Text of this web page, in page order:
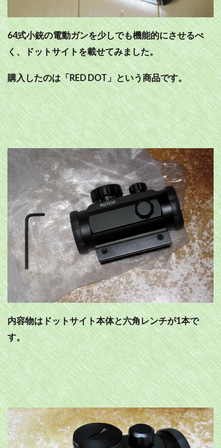
64式小銃の電動ガンを少しでも機能的にさせるべ
く、ドットサイトを載せてみました。
購入したのは「RED DOT」という商品です。
内容物はドットサイト本体と六角レンチが1本で
す。